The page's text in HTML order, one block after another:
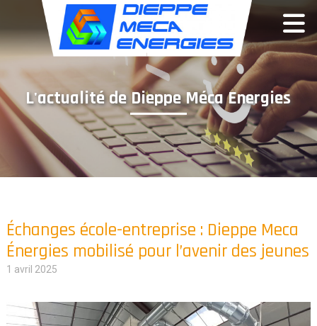
L'actualité de Dieppe Méca Energies
Échanges école-entreprise : Dieppe Meca
Énergies mobilisé pour l’avenir des jeunes
1 avril 2025
Panneau de gestion des cookies